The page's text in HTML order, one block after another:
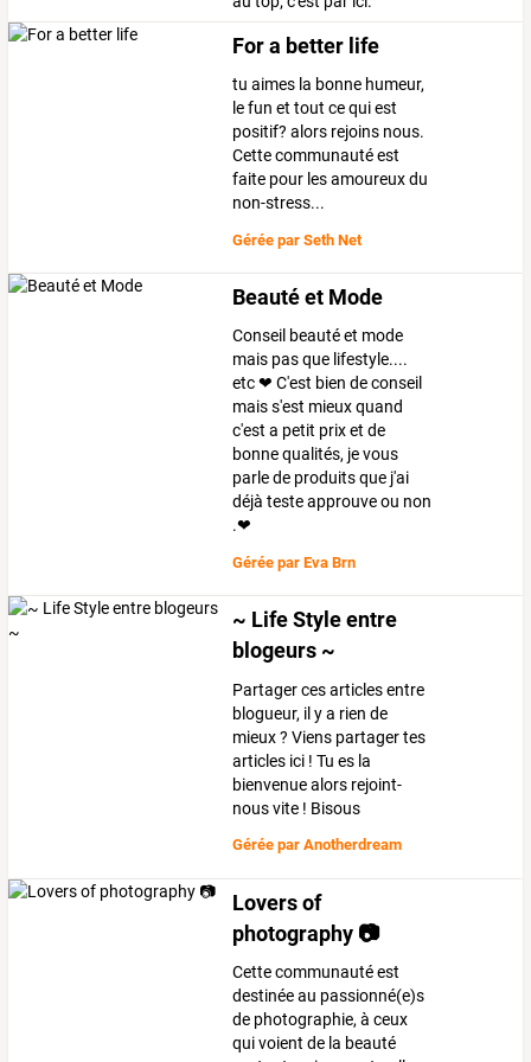
For a better life
tu aimes la bonne humeur,
le fun et tout ce qui est
positif? alors rejoins nous.
Cette communauté est
faite pour les amoureux du
non-stress...
Gérée parSeth Net
Beauté et Mode
Conseil beauté et mode
mais pas que lifestyle....
etc ❤ C'est bien de conseil
mais s'est mieux quand
c'est a petit prix et de
bonne qualités, je vous
parle de produits que j'ai
déjà teste approuve ou non
.❤
Gérée parEva Brn
~ Life Style entre
blogeurs ~
Partager ces articles entre
blogueur, il y a rien de
mieux ? Viens partager tes
articles ici ! Tu es la
bienvenue alors rejoint-
nous vite ! Bisous
Gérée parAnotherdream
Lovers of
photography 📷
Cette communauté est
destinée au passionné(e)s
de photographie, à ceux
qui voient de la beauté